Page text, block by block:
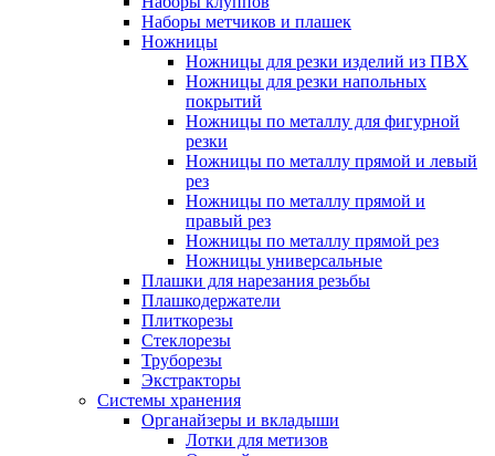
Наборы метчиков и плашек
Ножницы
Ножницы для резки изделий из ПВХ
Ножницы для резки напольных
покрытий
Ножницы по металлу для фигурной
резки
Ножницы по металлу прямой и левый
рез
Ножницы по металлу прямой и
правый рез
Ножницы по металлу прямой рез
Ножницы универсальные
Плашки для нарезания резьбы
Плашкодержатели
Плиткорезы
Стеклорезы
Труборезы
Экстракторы
Системы хранения
Органайзеры и вкладыши
Лотки для метизов